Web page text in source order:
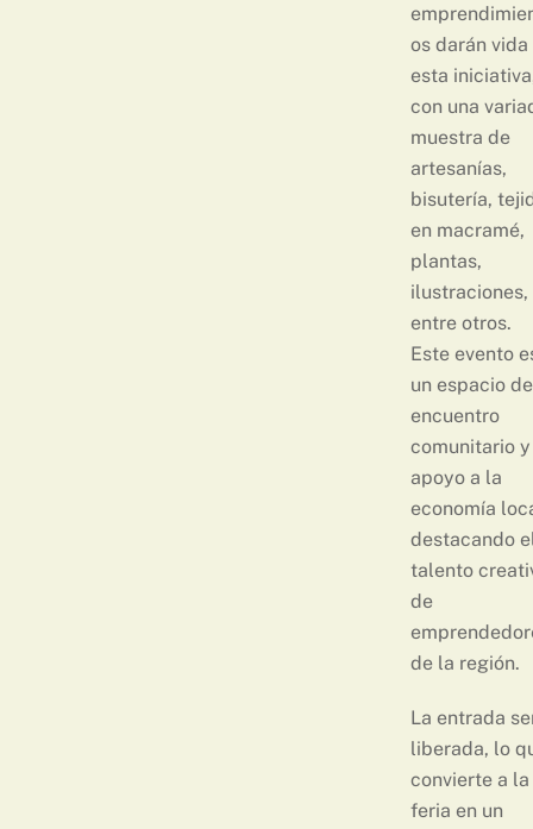
os darán vida
esta
con una
muestra de
artesanías,
bisutería,
en macramé,
plantas,
ilustraciones,
entre otros.
Este evento
un espacio de
encuentro
comunitario y
apoyo a la
economía
destacando
talento
de
de la región.
La entrada
liberada, lo
convierte a la
feria en un